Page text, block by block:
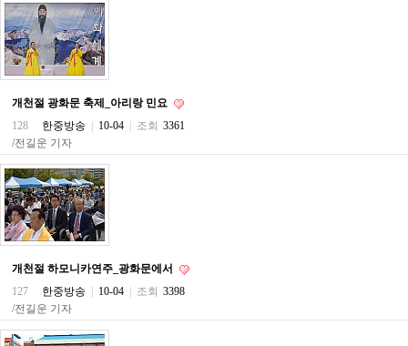
통
영
비
아
돔
DOMCLUB.top
신
규
노
제
휴
사
이
북
대
출
DB
개천절 광화문 축제_아리랑 민요
128
한중방송 10-04 조회 3361
/전길운 기자
개천절 하모니카연주_광화문에서
127
한중방송 10-04 조회 3398
/전길운 기자